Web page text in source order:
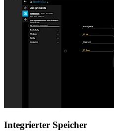
Integrierter Speicher